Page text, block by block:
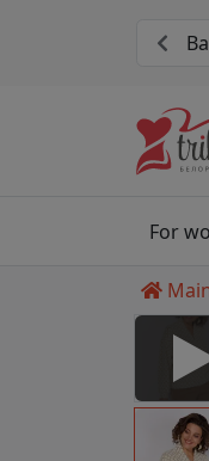
For